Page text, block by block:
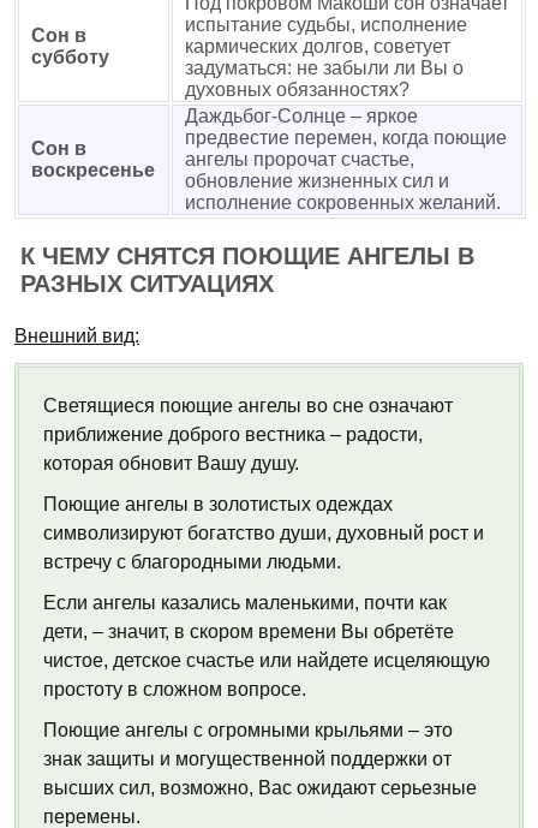
Сон в
субботу
испытание судьбы, исполнение
кармических долгов, советует
задуматься: не забыли ли Вы о
духовных обязанностях?
Сон в
воскресенье
Даждьбог-Солнце – яркое
предвестие перемен, когда поющие
ангелы пророчат счастье,
обновление жизненных сил и
исполнение сокровенных желаний.
К ЧЕМУ СНЯТСЯ ПОЮЩИЕ АНГЕЛЫ В
РАЗНЫХ СИТУАЦИЯХ
Внешний вид:
Светящиеся поющие ангелы во сне означают
приближение доброго вестника – радости,
которая обновит Вашу душу.
Поющие ангелы в золотистых одеждах
символизируют богатство души, духовный рост и
встречу с благородными людьми.
Если ангелы казались маленькими, почти как
дети, – значит, в скором времени Вы обретёте
чистое, детское счастье или найдете исцеляющую
простоту в сложном вопросе.
Поющие ангелы с огромными крыльями – это
знак защиты и могущественной поддержки от
высших сил, возможно, Вас ожидают серьезные
перемены.